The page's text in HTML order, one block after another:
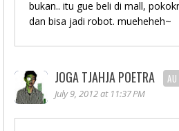
bukan.. itu gue beli di mall,
dan bisa jadi robot. mueheheh~
JOGA TJAHJA POETRA
July 9, 2012 at 11:37 PM